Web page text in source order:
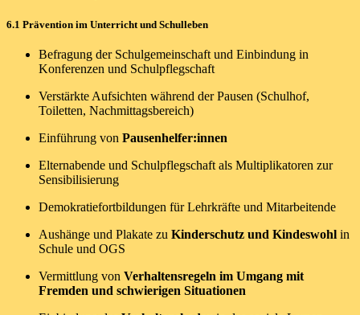
6.1 Prävention im Unterricht und Schulleben
Befragung der Schulgemeinschaft und Einbindung in
Konferenzen und Schulpflegschaft
Verstärkte Aufsichten während der Pausen (Schulhof,
Toiletten, Nachmittagsbereich)
Einführung von Pausenhelfer:innen
Elternabende und Schulpflegschaft als Multiplikatoren zur
Sensibilisierung
Demokratiefortbildungen für Lehrkräfte und Mitarbeitende
Aushänge und Plakate zu Kinderschutz und Kindeswohl in
Schule und OGS
Vermittlung von Verhaltensregeln im Umgang mit
Fremden und schwierigen Situationen